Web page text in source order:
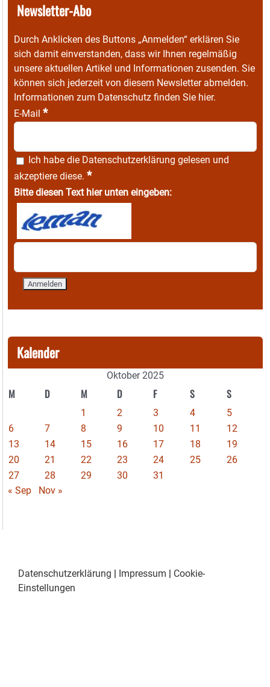
Newsletter-Abo
Durch Anklicken des Buttons „Anmelden“ erklären Sie
sich damit einverstanden, dass wir Ihnen regelmäßig
unsere aktuellen Artikel und Informationen zusenden. Sie
können sich jederzeit von diesem Newsletter abmelden.
Informationen zum Datenschutz finden Sie hier.
E-Mail *
Ich habe die Datenschutzerklärung gelesen und
akzeptiere diese. *
Bitte diesen Text hier unten eingeben:
Kalender
Oktober 2025
M D M D F S S
1 2 3 4
5
6
7 8 9 10 11
12
13
14 15 16 17 18
19
20
21 22 23 24 25
26
27
28 29 30
31
« Sep
Nov »
Datenschutzerklärung Impressum
Cookie-
Einstellungen